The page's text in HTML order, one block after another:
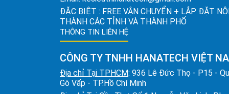
ĐẶC BIỆT : FREE VẬN CHUYỂN + LẮP ĐẶT
THÀNH CÁC TỈNH VÀ THÀNH PHỐ
THÔNG TIN LIÊN HỆ
CÔNG TY TNHH HANATECH VIỆT
Địa chỉ Tại TPHCM: 936 Lê Đức Thọ - P15 -
Gò Vấp - TP.Hồ Chí Minh